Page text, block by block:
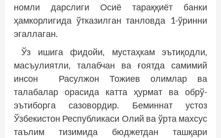
номли дарслиги Осиё тараққиёт банки
ҳамкорлигида ўтказилган танловда 1-ўринни
эгаллаган.
Ўз ишига фидойи, мустаҳкам эътиқодли,
масъулиятли, талабчан ва ғоятда самимий
инсон Расулжон Тожиев олимлар ва
талабалар орасида катта ҳурмат ва обрў-
эътиборга сазовордир. Беминнат устоз
Ўзбекистон Республикаси Олий ва ўрта махсус
таълим тизимида бюджетдан ташқари